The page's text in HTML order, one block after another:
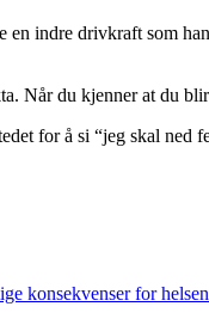
indre drivkraft som
Når du kjenner at du
for å si “jeg skal
konsekvenser for